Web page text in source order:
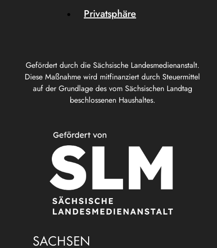
Gefördert durch die Sächsische Landesmedienanstalt.
Diese Maßnahme wird mitfinanziert durch Steuermittel
auf der Grundlage des vom Sächsischen Landtag
beschlossenen Haushaltes.
Privatsphäre